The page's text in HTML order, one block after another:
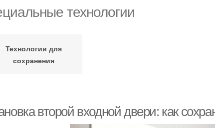
технологии
Технологии для
сохранения
второй входной двери: как